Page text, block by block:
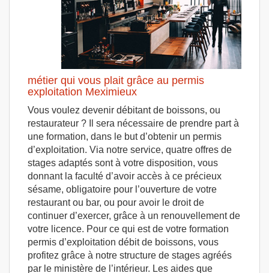
métier qui vous plait grâce au permis
exploitation Meximieux
Vous voulez devenir débitant de boissons, ou
restaurateur ? Il sera nécessaire de prendre part à
une formation, dans le but d’obtenir un permis
d’exploitation. Via notre service, quatre offres de
stages adaptés sont à votre disposition, vous
donnant la faculté d’avoir accès à ce précieux
sésame, obligatoire pour l’ouverture de votre
restaurant ou bar, ou pour avoir le droit de
continuer d’exercer, grâce à un renouvellement de
votre licence. Pour ce qui est de votre formation
permis d’exploitation débit de boissons, vous
profitez grâce à notre structure de stages agréés
par le ministère de l’intérieur. Les aides que